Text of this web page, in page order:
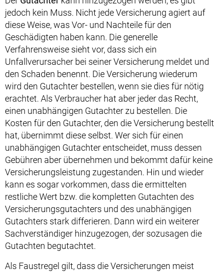
jedoch kein Muss. Nicht jede Versicherung agiert auf
diese Weise, was Vor- und Nachteile für den
Geschädigten haben kann. Die generelle
Verfahrensweise sieht vor, dass sich ein
Unfallverursacher bei seiner Versicherung meldet und
den Schaden benennt. Die Versicherung wiederum
wird den Gutachter bestellen, wenn sie dies für nötig
erachtet. Als Verbraucher hat aber jeder das Recht,
einen unabhängigen Gutachter zu bestellen. Die
Kosten für den Gutachter, den die Versicherung bestellt
hat, übernimmt diese selbst. Wer sich für einen
unabhängigen Gutachter entscheidet, muss dessen
Gebühren aber übernehmen und bekommt dafür keine
Versicherungsleistung zugestanden. Hin und wieder
kann es sogar vorkommen, dass die ermittelten
restliche Wert bzw. die kompletten Gutachten des
Versicherungsgutachters und des unabhängigen
Gutachters stark differieren. Dann wird ein weiterer
Sachverständiger hinzugezogen, der sozusagen die
Gutachten begutachtet.
Als Faustregel gilt, dass die Versicherungen meist